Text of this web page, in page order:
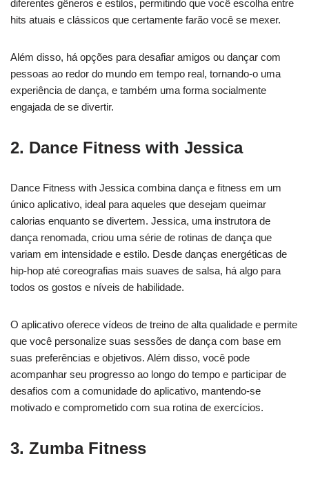
diferentes gêneros e estilos, permitindo que você escolha entre
hits atuais e clássicos que certamente farão você se mexer.
Além disso, há opções para desafiar amigos ou dançar com
pessoas ao redor do mundo em tempo real, tornando-o uma
experiência de dança, e também uma forma socialmente
engajada de se divertir.
2. Dance Fitness with Jessica
Dance Fitness with Jessica combina dança e fitness em um
único aplicativo, ideal para aqueles que desejam queimar
calorias enquanto se divertem. Jessica, uma instrutora de
dança renomada, criou uma série de rotinas de dança que
variam em intensidade e estilo. Desde danças energéticas de
hip-hop até coreografias mais suaves de salsa, há algo para
todos os gostos e níveis de habilidade.
O aplicativo oferece vídeos de treino de alta qualidade e permite
que você personalize suas sessões de dança com base em
suas preferências e objetivos. Além disso, você pode
acompanhar seu progresso ao longo do tempo e participar de
desafios com a comunidade do aplicativo, mantendo-se
motivado e comprometido com sua rotina de exercícios.
3. Zumba Fitness